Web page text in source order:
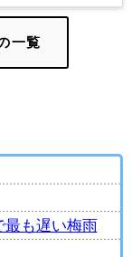
一覧
最も遅い梅雨